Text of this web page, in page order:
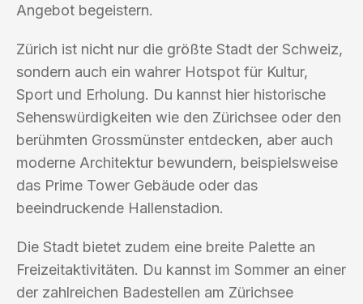
Angebot begeistern.
Zürich ist nicht nur die größte Stadt der Schweiz,
sondern auch ein wahrer Hotspot für Kultur,
Sport und Erholung. Du kannst hier historische
Sehenswürdigkeiten wie den Zürichsee oder den
berühmten Grossmünster entdecken, aber auch
moderne Architektur bewundern, beispielsweise
das Prime Tower Gebäude oder das
beeindruckende Hallenstadion.
Die Stadt bietet zudem eine breite Palette an
Freizeitaktivitäten. Du kannst im Sommer an einer
der zahlreichen Badestellen am Zürichsee